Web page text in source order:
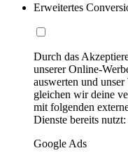
Erweitertes
Durch das
unserer Online-
auswerten und
gleichen wir deine
mit folgenden
Dienste bereits nutzt:
Google Ads